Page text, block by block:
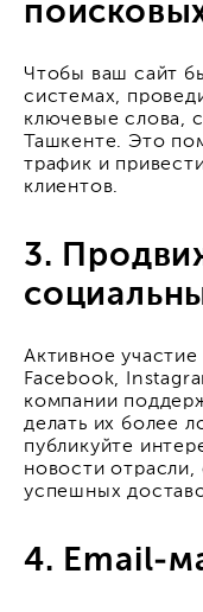
Чтобы ваш сайт
системах,
ключевые слова,
Ташкенте. Это
трафик и
клиентов.
3.
Активное участие
Facebook,
компании
делать их более
публикуйте
новости отрасли,
успешных
4. Email-